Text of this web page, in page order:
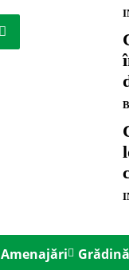
Amenajări Grădină